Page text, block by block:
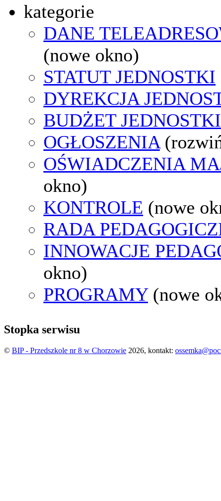
kategorie
DANE
(nowe okno)
STATUT JEDNOSTKI
DYREKCJA
BUDŻET JEDNOSTKI
OGŁOSZENIA
OŚWIADCZENIA
okno)
KONTROLE (nowe
RADA
INNOWACJE
okno)
PROGRAMY (nowe
Stopka serwisu
© BIP - Przedszkole nr 8 w Chorzowie 2026, kontakt: